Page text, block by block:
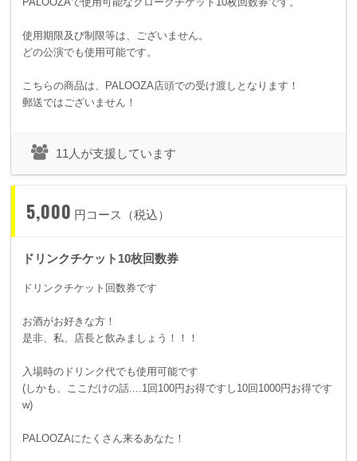
使用期限及び制限等は、ございません。
どの公演でも使用可能です。
こちらの商品は、PALOOZA店頭での受け渡しとなります！
郵送ではございません！
11人が支援しています
5,000 円コース（税込）
ドリンクチケット10枚回数券
ドリンクチケット回数券です
お酒がお好きな方！
是非、私、店長と飲みましょう！！！
入場時のドリンク代でも使用可能です
(しかも、ここだけの話....1回100円お得ですし10回1000円お得です
w)
PALOOZAにたくさん来るあなた！